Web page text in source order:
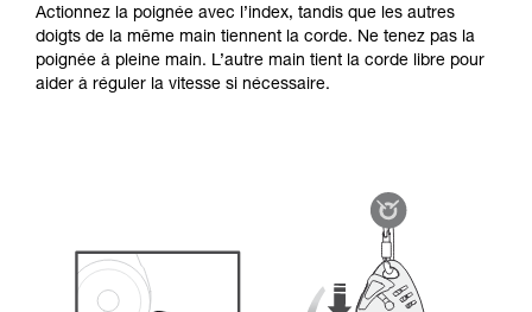
Actionnez la poignée avec l’index, tandis que les autres
doigts de la même main tiennent la corde. Ne tenez pas la
poignée à pleine main. L’autre main tient la corde libre pour
aider à réguler la vitesse si nécessaire.